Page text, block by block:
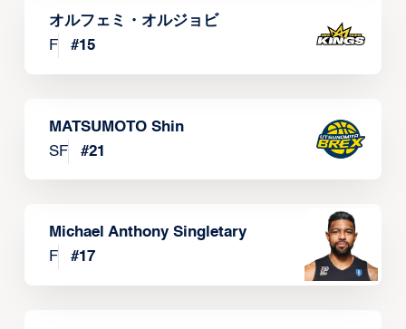
オルフェミ・オルジョビ
F
#15
MATSUMOTO Shin
SF
#21
Michael Anthony Singletary
F
#17